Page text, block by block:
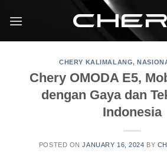
CHERY KALIMALANG,
Chery OMODA E5,
dengan Gaya dan
Indonesia
POSTED ONJANUARY 16, 2024 BY